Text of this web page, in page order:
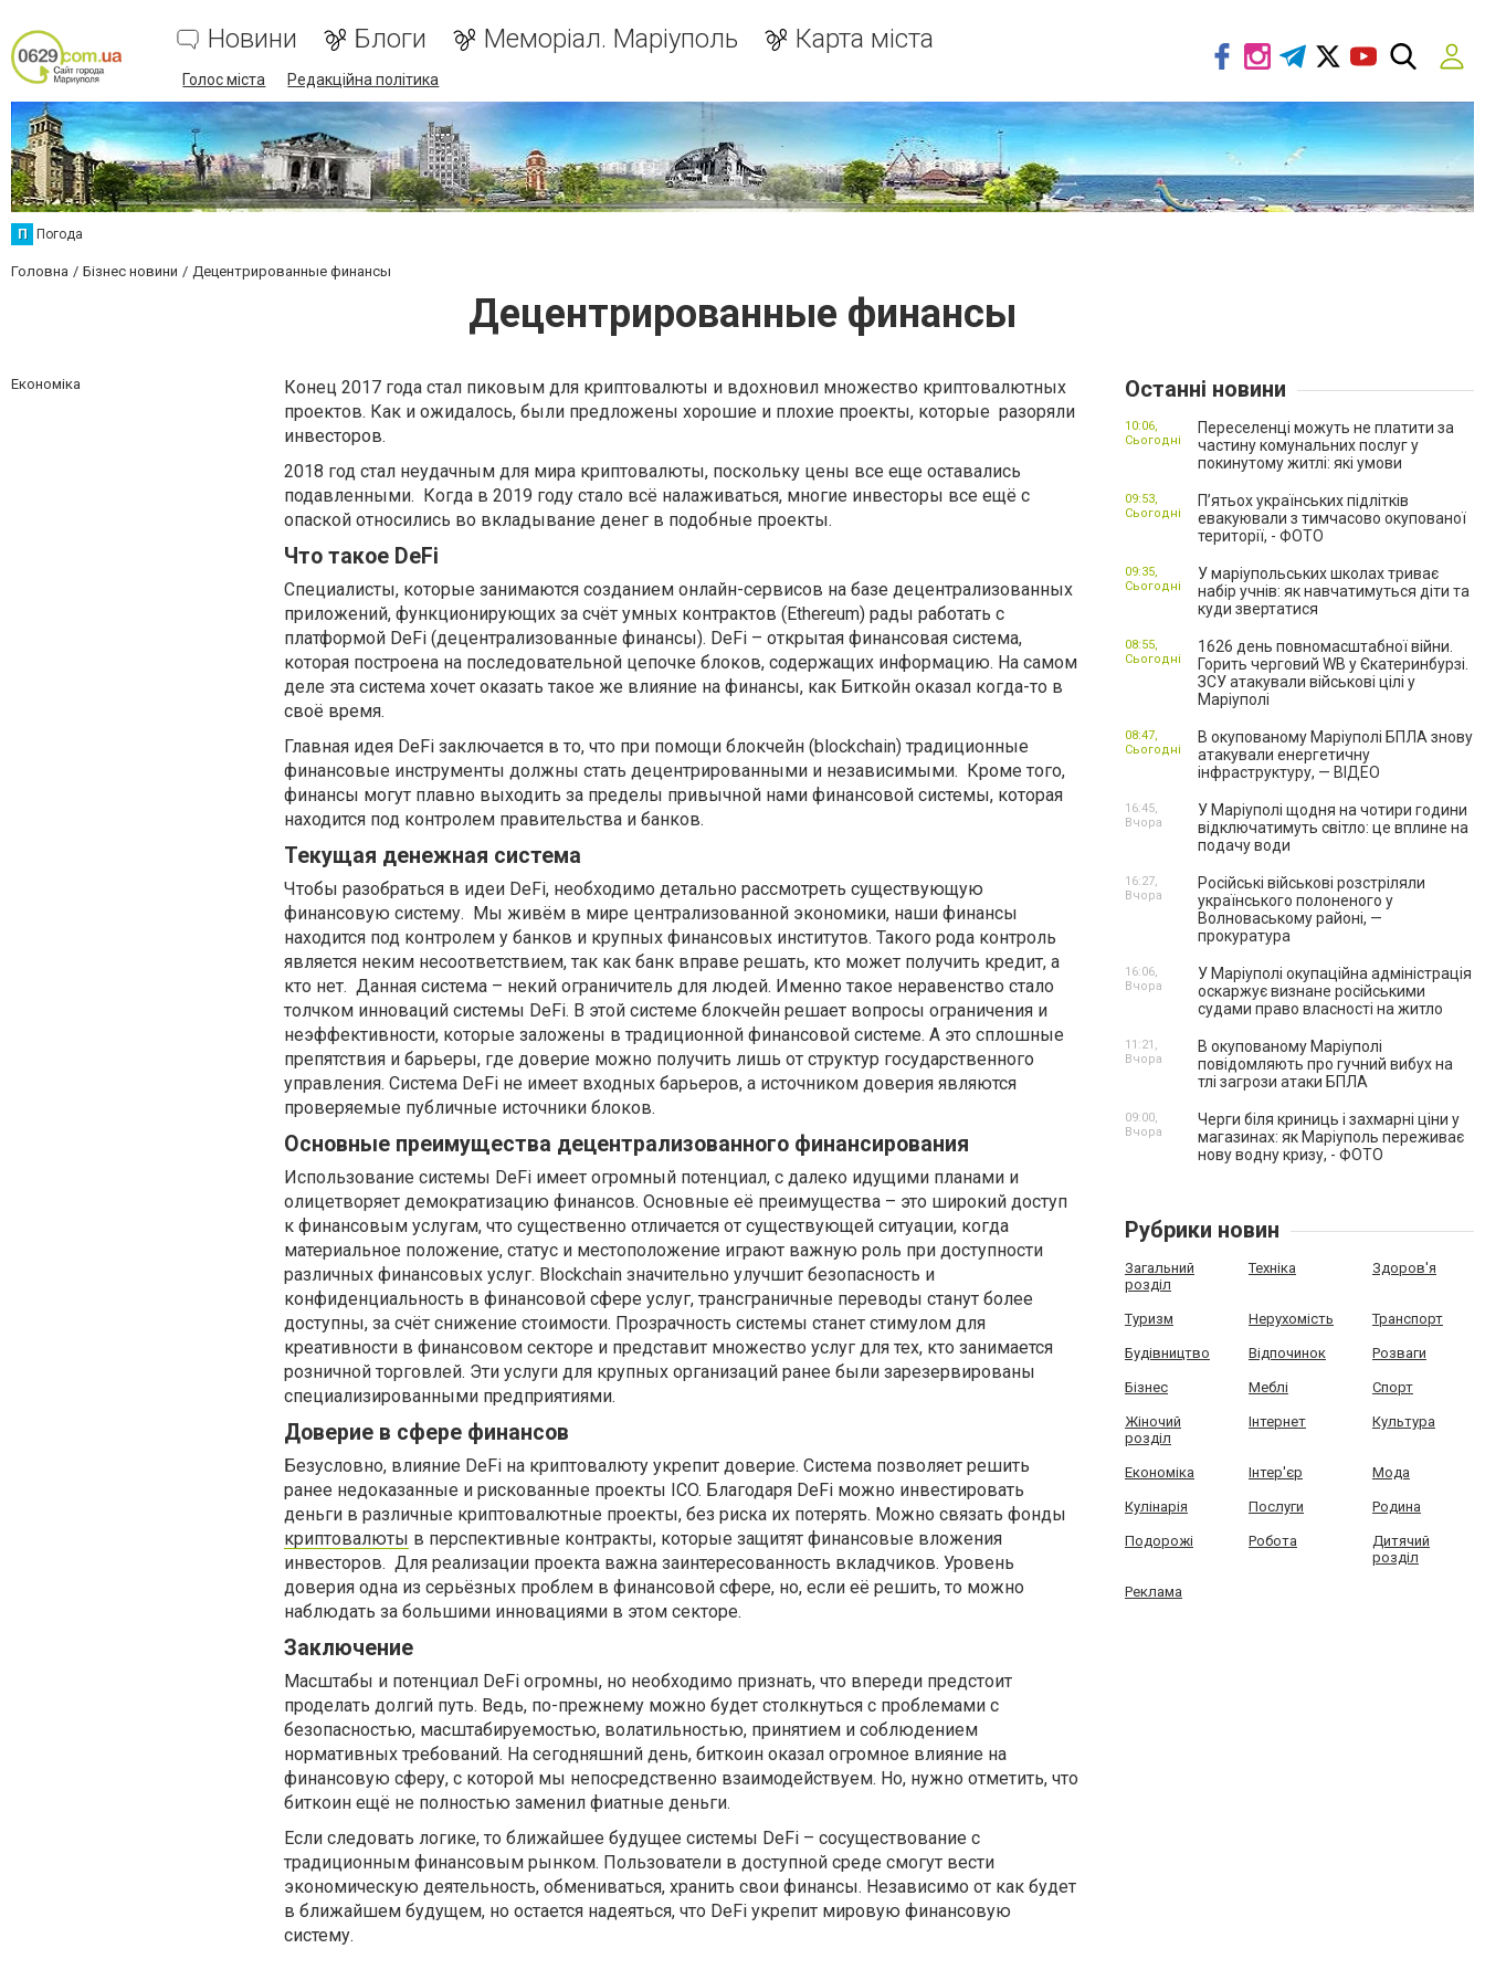
Новини Блоги Меморіал. Маріуполь Карта міста
Голос міста Редакційна політика
П Погода
Головна Бізнес новини Децентрированные финансы
Децентрированные финансы
Економіка
Конец 2017 года стал пиковым для криптовалюты и вдохновил множество криптовалютных
проектов. Как и ожидалось, были предложены хорошие и плохие проекты, которые разоряли
инвесторов.
2018 год стал неудачным для мира криптовалюты, поскольку цены все еще оставались
подавленными. Когда в 2019 году стало всё налаживаться, многие инвесторы все ещё с
опаской относились во вкладывание денег в подобные проекты.
Что такое DeFi
Специалисты, которые занимаются созданием онлайн-сервисов на базе децентрализованных
приложений, функционирующих за счёт умных контрактов (Ethereum) рады работать с
платформой DeFi (децентрализованные финансы). DeFi – открытая финансовая система,
которая построена на последовательной цепочке блоков, содержащих информацию. На самом
деле эта система хочет оказать такое же влияние на финансы, как Биткойн оказал когда-то в
своё время.
Главная идея DeFi заключается в то, что при помощи блокчейн (blockchain) традиционные
финансовые инструменты должны стать децентрированными и независимыми. Кроме того,
финансы могут плавно выходить за пределы привычной нами финансовой системы, которая
находится под контролем правительства и банков.
Текущая денежная система
Чтобы разобраться в идеи DeFi, необходимо детально рассмотреть существующую
финансовую систему. Мы живём в мире централизованной экономики, наши финансы
находится под контролем у банков и крупных финансовых институтов. Такого рода контроль
является неким несоответствием, так как банк вправе решать, кто может получить кредит, а
кто нет. Данная система – некий ограничитель для людей. Именно такое неравенство стало
толчком инноваций системы DeFi. В этой системе блокчейн решает вопросы ограничения и
неэффективности, которые заложены в традиционной финансовой системе. А это сплошные
препятствия и барьеры, где доверие можно получить лишь от структур государственного
управления. Система DeFi не имеет входных барьеров, а источником доверия являются
проверяемые публичные источники блоков.
Основные преимущества децентрализованного финансирования
Использование системы DeFi имеет огромный потенциал, с далеко идущими планами и
олицетворяет демократизацию финансов. Основные её преимущества – это широкий доступ
к финансовым услугам, что существенно отличается от существующей ситуации, когда
материальное положение, статус и местоположение играют важную роль при доступности
различных финансовых услуг. Blockchain значительно улучшит безопасность и
конфиденциальность в финансовой сфере услуг, трансграничные переводы станут более
доступны, за счёт снижение стоимости. Прозрачность системы станет стимулом для
креативности в финансовом секторе и представит множество услуг для тех, кто занимается
розничной торговлей. Эти услуги для крупных организаций ранее были зарезервированы
специализированными предприятиями.
Доверие в сфере финансов
Безусловно, влияние DeFi на криптовалюту укрепит доверие. Система позволяет решить
ранее недоказанные и рискованные проекты ICO. Благодаря DeFi можно инвестировать
деньги в различные криптовалютные проекты, без риска их потерять. Можно связать фонды
криптовалюты в перспективные контракты, которые защитят финансовые вложения
инвесторов. Для реализации проекта важна заинтересованность вкладчиков. Уровень
доверия одна из серьёзных проблем в финансовой сфере, но, если её решить, то можно
наблюдать за большими инновациями в этом секторе.
Заключение
Масштабы и потенциал DeFi огромны, но необходимо признать, что впереди предстоит
проделать долгий путь. Ведь, по-прежнему можно будет столкнуться с проблемами с
безопасностью, масштабируемостью, волатильностью, принятием и соблюдением
нормативных требований. На сегодняшний день, биткоин оказал огромное влияние на
финансовую сферу, с которой мы непосредственно взаимодействуем. Но, нужно отметить, что
биткоин ещё не полностью заменил фиатные деньги.
Если следовать логике, то ближайшее будущее системы DeFi – сосуществование с
традиционным финансовым рынком. Пользователи в доступной среде смогут вести
экономическую деятельность, обмениваться, хранить свои финансы. Независимо от как будет
в ближайшем будущем, но остается надеяться, что DeFi укрепит мировую финансовую
систему.
Останні новини
Переселенці можуть не платити за
частину комунальних послуг у
покинутому житлі: які умови
10:06,
Сьогодні
П’ятьох українських підлітків
евакуювали з тимчасово окупованої
території, - ФОТО
09:53,
Сьогодні
У маріупольських школах триває
набір учнів: як навчатимуться діти та
куди звертатися
09:35,
Сьогодні
1626 день повномасштабної війни.
Горить черговий WB у Єкатеринбурзі.
ЗСУ атакували військові цілі у
Маріуполі
08:55,
Сьогодні
В окупованому Маріуполі БПЛА знову
атакували енергетичну
інфраструктуру, — ВІДЕО
08:47,
Сьогодні
У Маріуполі щодня на чотири години
відключатимуть світло: це вплине на
подачу води
16:45,
Вчора
Російські військові розстріляли
українського полоненого у
Волноваському районі, —
прокуратура
16:27,
Вчора
У Маріуполі окупаційна адміністрація
оскаржує визнане російськими
судами право власності на житло
16:06,
Вчора
В окупованому Маріуполі
повідомляють про гучний вибух на
тлі загрози атаки БПЛА
11:21,
Вчора
Черги біля криниць і захмарні ціни у
магазинах: як Маріуполь переживає
нову водну кризу, - ФОТО
09:00,
Вчора
Рубрики новин
Загальний
розділ
Техніка Здоров'я
Туризм Нерухомість Транспорт
Будівництво Відпочинок Розваги
Бізнес Меблі Спорт
Жіночий
розділ
Інтернет Культура
Економіка Інтер'єр Мода
Кулінарія Послуги Родина
Подорожі Робота
Дитячий
розділ
Реклама